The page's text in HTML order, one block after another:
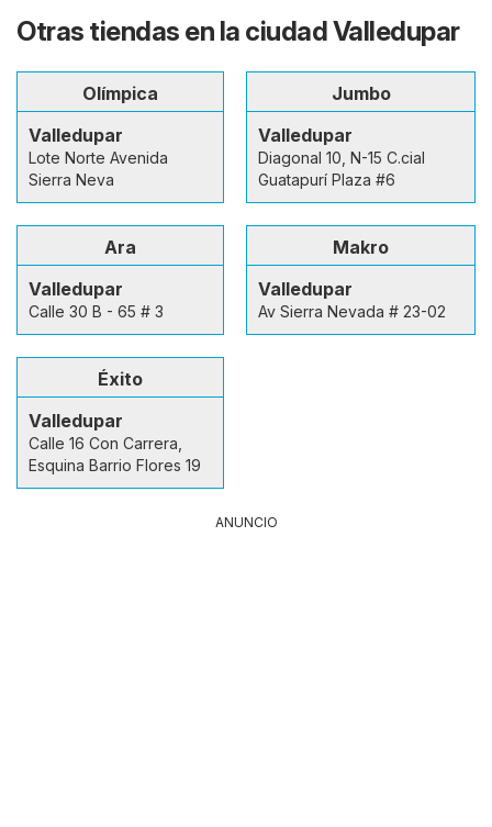
Otras tiendas en la ciudad Valledupar
Olímpica
Valledupar
Lote Norte Avenida
Sierra Neva
Jumbo
Valledupar
Diagonal 10, N-15 C.cial
Guatapurí Plaza #6
Ara
Valledupar
Calle 30 B - 65 # 3
Makro
Valledupar
Av Sierra Nevada # 23-02
Éxito
Valledupar
Calle 16 Con Carrera,
Esquina Barrio Flores 19
ANUNCIO